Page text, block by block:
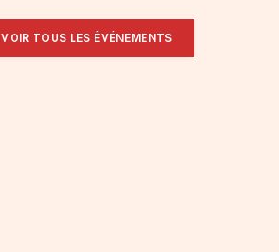
VOIR TOUS LES ÉVÉNEMENTS